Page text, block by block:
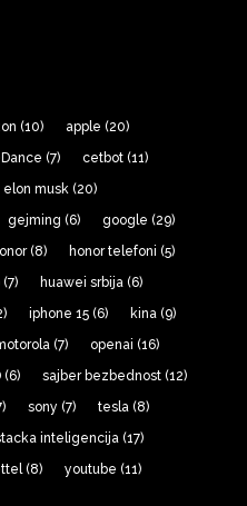
(10) apple (20)
(7) cetbot(11)
elon musk(20)
gejming (6) google (29)
(8) honor telefoni (5)
(7) huawei srbija(6)
iphone 15(6) kina(9)
(7) openai (16)
(6) sajber bezbednost(12)
sony (7) tesla(8)
inteligencija(17)
(8) youtube (11)